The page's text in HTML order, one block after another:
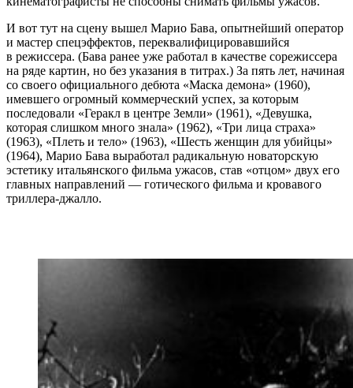
И вот тут на сцену вышел Марио Бава, опытнейший оператор
и мастер спецэффектов, переквалифицировавшийся
в режиссера. (Бава ранее уже работал в качестве сорежиссера
на ряде картин, но без указания в титрах.) За пять лет, начиная
со своего официального дебюта «Маска демона» (1960),
имевшего огромный коммерческий успех, за которым
последовали «Геракл в центре Земли» (1961), «Девушка,
которая слишком много знала» (1962), «Три лица страха»
(1963), «Плеть и тело» (1963), «Шесть женщин для убийцы»
(1964), Марио Бава выработал радикальную новаторскую
эстетику итальянского фильма ужасов, став «отцом» двух его
главных направлений — готического фильма и кровавого
триллера-джалло.